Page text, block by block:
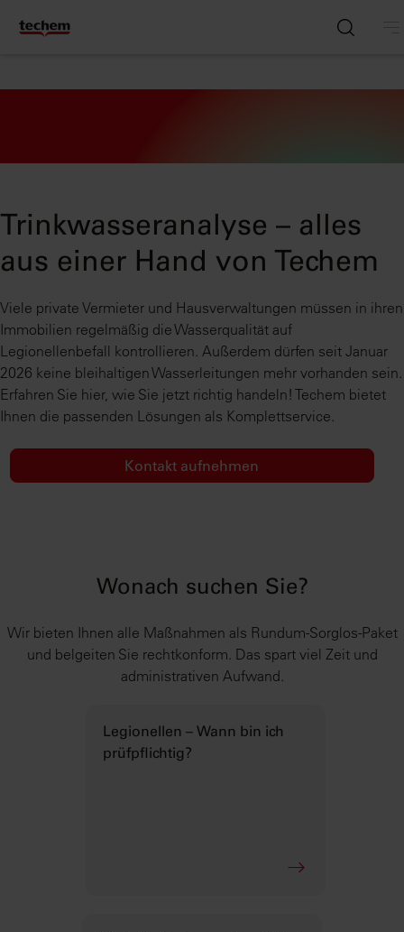
Trinkwasseranalyse – alles
aus einer Hand von Techem
Viele private Vermieter und Hausverwaltungen müssen in ihren
Immobilien regelmäßig die Wasserqualität auf
Legionellenbefall kontrollieren. Außerdem dürfen seit Januar
2026 keine bleihaltigen Wasserleitungen mehr vorhanden sein.
Erfahren Sie hier, wie Sie jetzt richtig handeln! Techem bietet
Ihnen die passenden Lösungen als Komplettservice.
Kontakt aufnehmen
Wonach suchen Sie?
Wir bieten Ihnen alle Maßnahmen als Rundum-Sorglos-Paket
und belgeiten Sie rechtkonform. Das spart viel Zeit und
administrativen Aufwand.
Legionellen – Wann bin ich
prüfpflichtig?